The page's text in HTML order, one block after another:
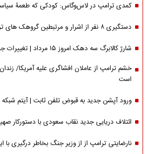
کمدی ترامپ در لاس‌وگاس: کودکی که طعمۀ
دستگیری ۸ نفر از اشرار و مرتبطین گروهک های تروریستی
شارژ کالابرگ سه دهک امروز ۱۵ مرداد | تغییرات جدید واریزی های کالابرگ
خشم ترامپ از عاملان افشاگری‌ علیه آمریکا/
است
ورود آپشن جدید به قبوض تلفن ثابت | آیتم
ائتلاف دریایی جدید نقاب سعودی با دستورکار
نارضایتی ترامپ از از وزیر جنگ بخاطر درگیری با